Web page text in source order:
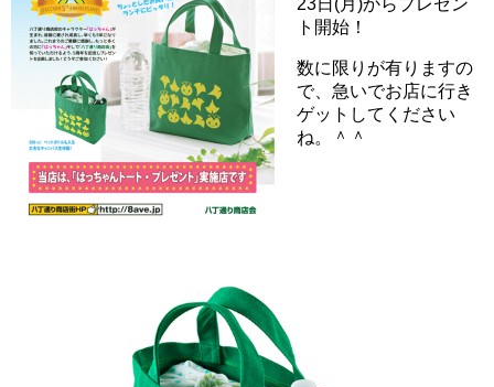
ト開始！
数に限りが有りますの
で、急いでお店に行き
ゲットしてください
ね。＾＾